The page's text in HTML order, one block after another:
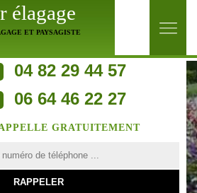
élagage
ET PAYSAGISTE
04 82 29 44 57
06 64 46 22 27
GRATUITEMENT